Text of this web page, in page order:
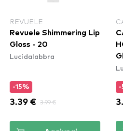
REVUELE
Revuele Shimmering Lip
Gloss - 20
Lucidalabbra
-15%
3.39 € 3.99 €
-